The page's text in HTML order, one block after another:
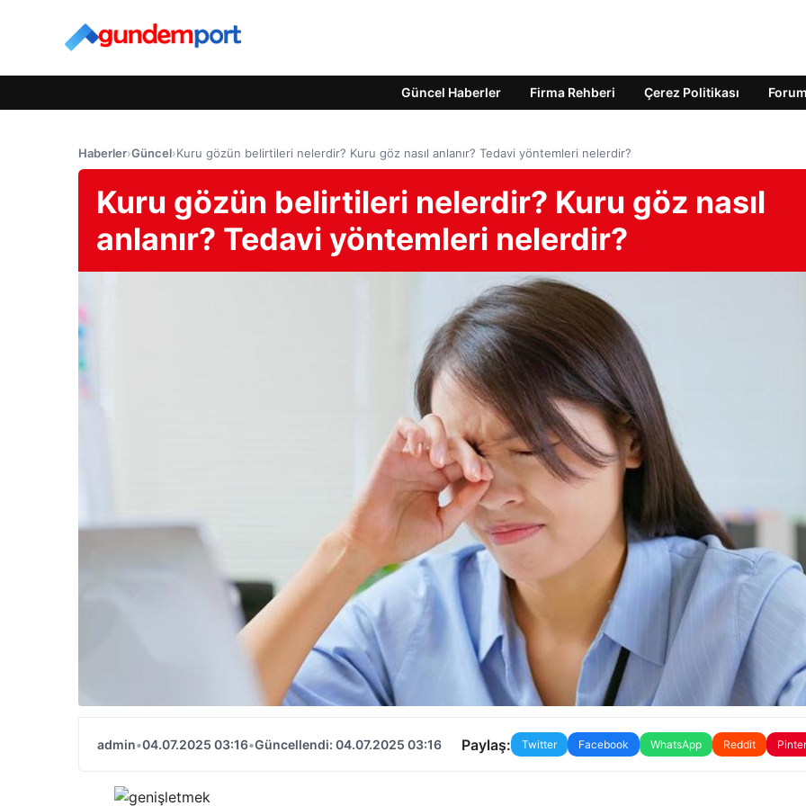
Güncel Haberler Firma Rehberi Çerez Politikası Forum
Haberler›Güncel›Kuru gözün belirtileri nelerdir? Kuru göz nasıl anlanır? Tedavi yöntemleri nelerdir?
Kuru gözün belirtileri nelerdir? Kuru göz nasıl
anlanır? Tedavi yöntemleri nelerdir?
admin•04.07.2025 03:16•Güncellendi: 04.07.2025 03:16 Paylaş: Twitter Facebook WhatsApp Reddit